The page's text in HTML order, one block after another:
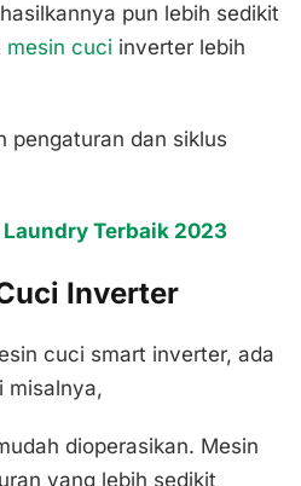
pun lebih sedikit
mesin cuci inverter lebih
pengaturan dan siklus
Terbaik 2023
Inverter
cuci smart inverter, ada
misalnya,
dioperasikan. Mesin
yang lebih sedikit